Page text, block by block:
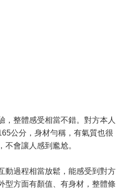
，整體感受相當不錯。對方本人
公分，身材勻稱，有氣質也很
不會讓人感到尷尬。
動過程相當放鬆，能感受到對方
型方面有顏值、有身材，整體條